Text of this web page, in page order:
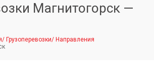
Магнитогорск —
/ Грузоперевозки/ Направления